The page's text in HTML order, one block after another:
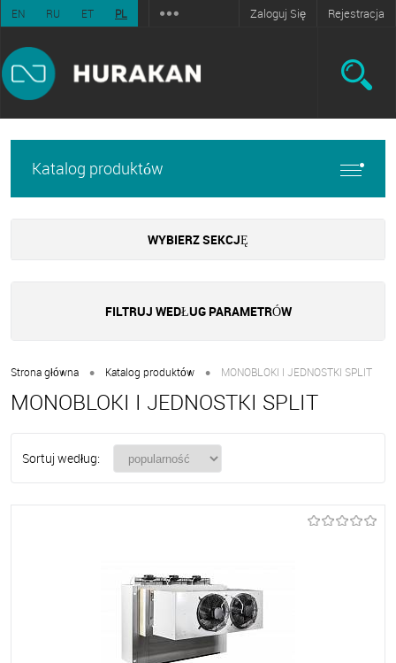
EN RU ET PL Zaloguj Się Rejestracja
Katalog produktów
WYBIERZ SEKCJĘ
FILTRUJ WEDŁUG PARAMETRÓW
Strona główna • Katalog produktów • MONOBLOKI I JEDNOSTKI SPLIT
MONOBLOKI I JEDNOSTKI SPLIT
Sortuj według: